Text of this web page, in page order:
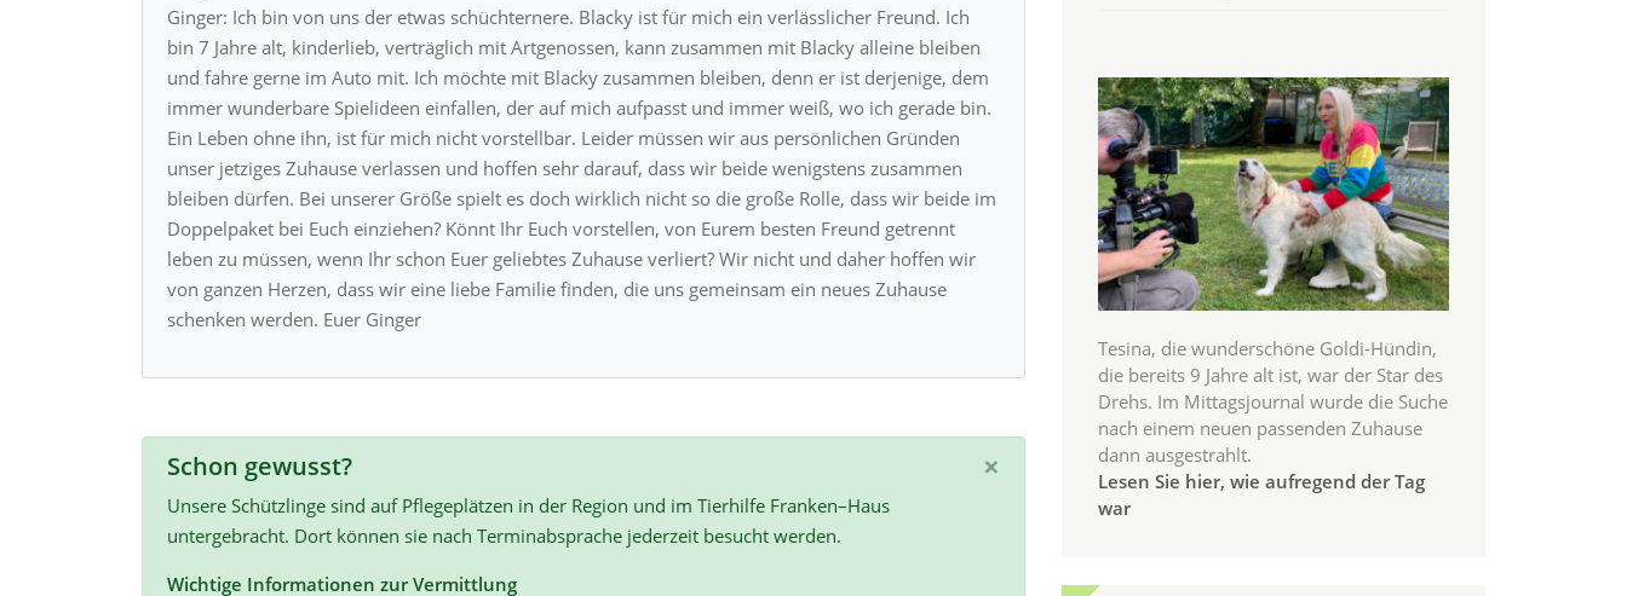
Ginger: Ich bin von uns der etwas schüchternere. Blacky ist für mich ein verlässlicher Freund. Ich
bin 7 Jahre alt, kinderlieb, verträglich mit Artgenossen, kann zusammen mit Blacky alleine bleiben
und fahre gerne im Auto mit. Ich möchte mit Blacky zusammen bleiben, denn er ist derjenige, dem
immer wunderbare Spielideen einfallen, der auf mich aufpasst und immer weiß, wo ich gerade bin.
Ein Leben ohne ihn, ist für mich nicht vorstellbar. Leider müssen wir aus persönlichen Gründen
unser jetziges Zuhause verlassen und hoffen sehr darauf, dass wir beide wenigstens zusammen
bleiben dürfen. Bei unserer Größe spielt es doch wirklich nicht so die große Rolle, dass wir beide im
Doppelpaket bei Euch einziehen? Könnt Ihr Euch vorstellen, von Eurem besten Freund getrennt
leben zu müssen, wenn Ihr schon Euer geliebtes Zuhause verliert? Wir nicht und daher hoffen wir
von ganzen Herzen, dass wir eine liebe Familie finden, die uns gemeinsam ein neues Zuhause
schenken werden. Euer Ginger
×
Schon gewusst?
Unsere Schützlinge sind auf Pflegeplätzen in der Region und im Tierhilfe Franken–Haus
untergebracht. Dort können sie nach Terminabsprache jederzeit besucht werden.
Wichtige Informationen zur Vermittlung
Tesina, die wunderschöne Goldi-Hündin,
die bereits 9 Jahre alt ist, war der Star des
Drehs. Im Mittagsjournal wurde die Suche
nach einem neuen passenden Zuhause
dann ausgestrahlt.
Lesen Sie hier, wie aufregend der Tag
war